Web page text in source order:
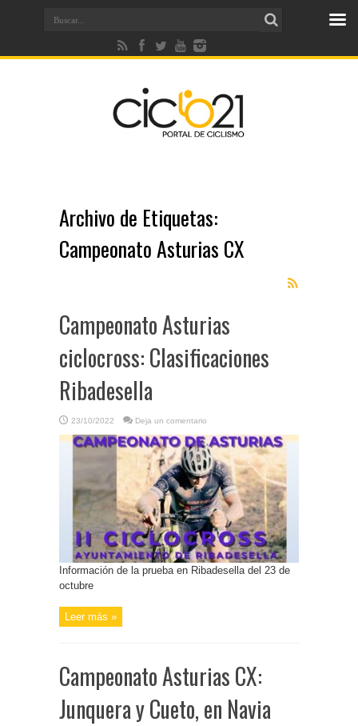
Archivo de Etiquetas:
Campeonato Asturias CX
Campeonato Asturias
ciclocross: Clasificaciones
Ribadesella
23/10/2022 Deja un comentario
Información de la prueba en Ribadesella del 23 de
octubre
Leer más »
Campeonato Asturias CX:
Junquera y Cueto, en Navia